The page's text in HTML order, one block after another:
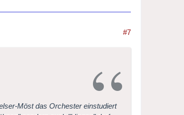
#7
Möst das Orchester einstudiert